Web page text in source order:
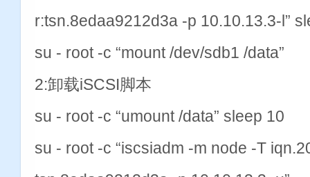
r:tsn.8edaa9212d3a -p 10.10.13.3-l”
su - root -c “mount /dev/sdb1 /data”
2:卸载iSCSI脚本
su - root -c “umount /data” sleep 10
su - root -c “iscsiadm -m node -T